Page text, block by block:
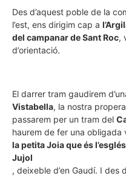
Des d’aquest poble de la
l’est, ens dirigim cap a
del campanar de Sant Roc,
d’orientació.
El darrer tram gaudirem
Vistabella, la nostra
passarem per un tram del
haurem de fer una obligada
la petita Joia que és
Jujol
, deixeble d’en Gaudí. I des